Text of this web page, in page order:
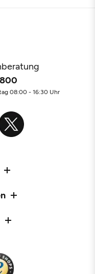
08:00 - 16:30 Uhr